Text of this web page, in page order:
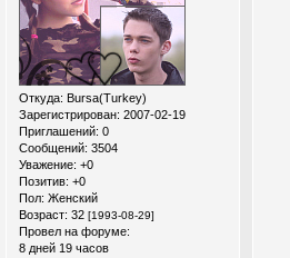
Откуда: Bursa(Turkey)
Зарегистрирован: 2007-02-19
Приглашений: 0
Сообщений: 3504
Уважение: +0
Позитив: +0
Пол: Женский
Возраст: 32 [1993-08-29]
Провел на форуме:
8 дней 19 часов